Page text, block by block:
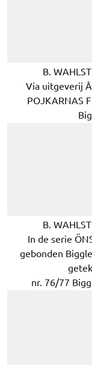
B.
Via uitgeverij
POJKARNAS
B.
In de serie
gebonden
nr. 76/77